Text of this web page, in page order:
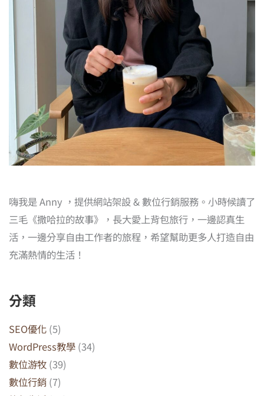
嗨我是 Anny ，提供網站架設 & 數位行銷服務。小時候讀了
三毛《撒哈拉的故事》，長大愛上背包旅行，一邊認真生
活，一邊分享自由工作者的旅程，希望幫助更多人打造自由
充滿熱情的生活！
分類
SEO優化 (5)
WordPress教學 (34)
數位游牧 (39)
數位行銷 (7)